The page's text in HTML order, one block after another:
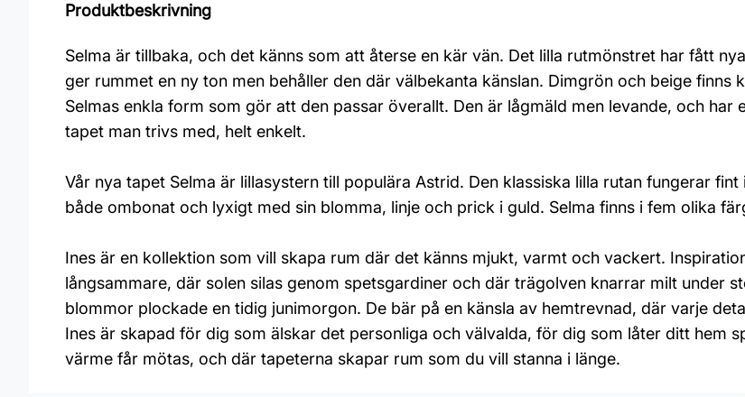
Produktbeskrivning
Selma är tillbaka, och det känns som att återse en kär vän. Det lilla rutmönstret har fått
ger rummet en ny ton men behåller den där välbekanta känslan. Dimgrön och beige finns
Selmas enkla form som gör att den passar överallt. Den är lågmäld men levande, och
tapet man trivs med, helt enkelt.
Vår nya tapet Selma är lillasystern till populära Astrid. Den klassiska lilla rutan fungerar
både ombonat och lyxigt med sin blomma, linje och prick i guld. Selma finns i fem olika
Ines är en kollektion som vill skapa rum där det känns mjukt, varmt och vackert.
långsammare, där solen silas genom spetsgardiner och där trägolven knarrar milt under
blommor plockade en tidig junimorgon. De bär på en känsla av hemtrevnad, där varje
Ines är skapad för dig som älskar det personliga och välvalda, för dig som låter ditt hem
värme får mötas, och där tapeterna skapar rum som du vill stanna i länge.